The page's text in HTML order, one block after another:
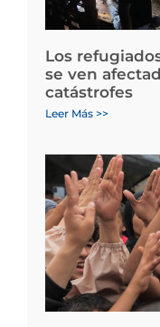
Los
se ven
catástrofes
Leer Más >>